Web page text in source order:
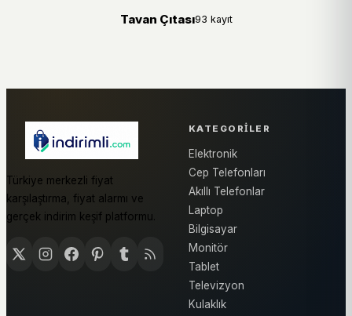
Tavan Çıtası93 kayıt
Türkiye merkezli fiyat
karşılaştırma, fiyat alarmı ve
gerçek indirim keşif platformu.
KATEGORILER
Elektronik
Cep Telefonları
Akıllı Telefonlar
Laptop
Bilgisayar
Monitör
Tablet
Televizyon
Kulaklık